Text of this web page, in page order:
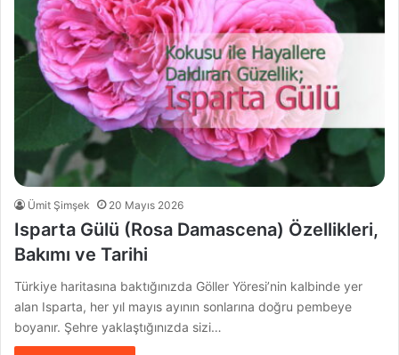
Ümit Şimşek 20 Mayıs 2026
Isparta Gülü (Rosa Damascena) Özellikleri,
Bakımı ve Tarihi
Türkiye haritasına baktığınızda Göller Yöresi’nin kalbinde yer
alan Isparta, her yıl mayıs ayının sonlarına doğru pembeye
boyanır. Şehre yaklaştığınızda sizi…